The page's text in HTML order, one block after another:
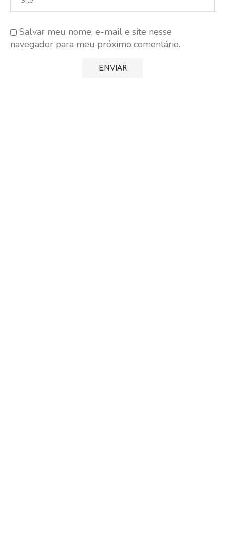
Salvar meu nome, e-mail e site nesse
navegador para meu próximo comentário.